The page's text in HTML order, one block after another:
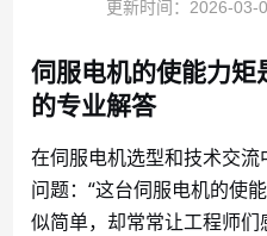
更新时间：2026-03-
伺服电机的使能力
的专业解答
在伺服电机选型和技术交
问题：“这台伺服电机的使
似简单，却常常让工程师